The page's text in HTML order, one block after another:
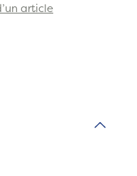
article